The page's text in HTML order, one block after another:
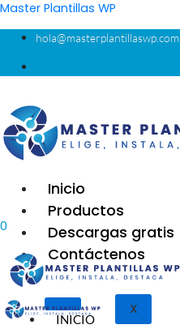
Ir
contenido
Master Plantillas WP
hola@masterplantillaswp.com
Inicio
Productos
Descargas gratis
Contáctenos
X
0
INICIO